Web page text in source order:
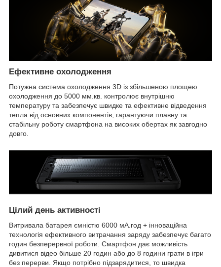
Ефективне охолодження
Потужна система охолодження 3D із збільшеною площею
охолодження до 5000 мм.кв. контролює внутрішню
температуру та забезпечує швидке та ефективне відведення
тепла від основних компонентів, гарантуючи плавну та
стабільну роботу смартфона на високих обертах як завгодно
довго.
Цілий день активності
Витривала батарея ємністю 6000 мА.год + інноваційна
технологія ефективного витрачання заряду забезпечує багато
годин безперервної роботи. Смартфон дає можливість
дивитися відео більше 20 годин або до 8 години грати в ігри
без перерви. Якщо потрібно підзарядитися, то швидка